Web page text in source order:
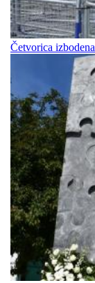
Četvorica